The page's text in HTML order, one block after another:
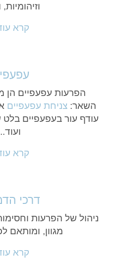
קרא
הפרעות עפעפיים הן
השאר:צניחת עפעפיים
עודף עור בעפעפיים בלט
קרא
דרכי
ניהול של הפרעות
מגוון, ומותאם
קרא